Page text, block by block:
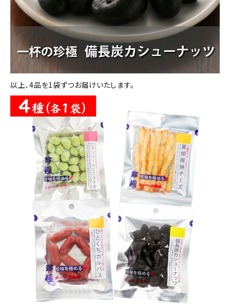
以上、4品を1袋ずつお届けいたします。